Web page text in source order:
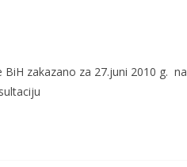
BiH zakazano za 27.juni 2010 g. na